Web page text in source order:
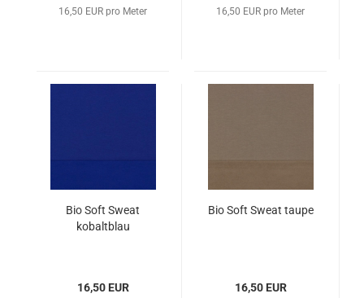
16,50 EUR pro Meter 16,50 EUR pro Meter
Bio Soft Sweat
kobaltblau
16,50 EUR
Bio Soft Sweat taupe
16,50 EUR